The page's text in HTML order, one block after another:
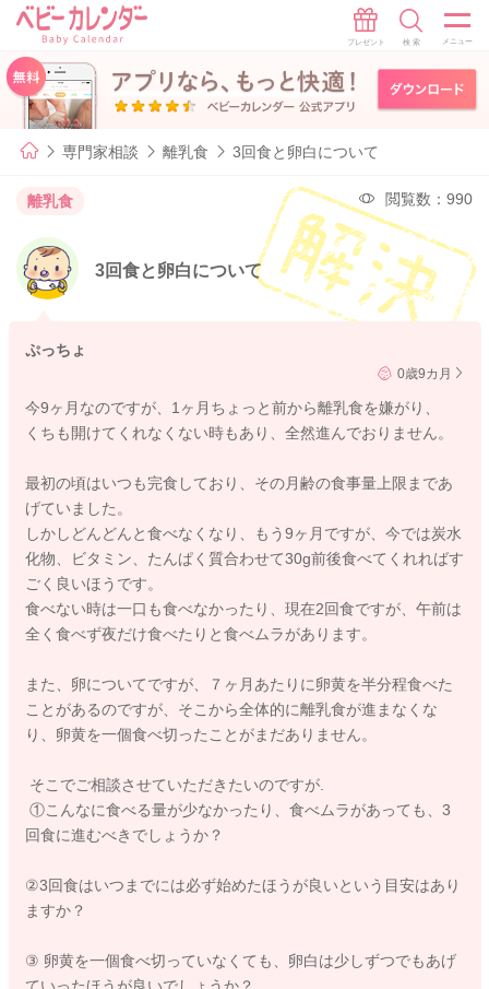
専門家相談 離乳食 3回食と卵白について
離乳食 閲覧数：990
3回食と卵白について
ぷっちょ
0歳9カ月
今9ヶ月なのですが、1ヶ月ちょっと前から離乳食を嫌がり、
くちも開けてくれなくない時もあり、全然進んでおりません。
最初の頃はいつも完食しており、その月齢の食事量上限まであ
げていました。
しかしどんどんと食べなくなり、もう9ヶ月ですが、今では炭水
化物、ビタミン、たんぱく質合わせて30g前後食べてくれればす
ごく良いほうです。
食べない時は一口も食べなかったり、現在2回食ですが、午前は
全く食べず夜だけ食べたりと食べムラがあります。
また、卵についてですが、７ヶ月あたりに卵黄を半分程食べた
ことがあるのですが、そこから全体的に離乳食が進まなくな
り、卵黄を一個食べ切ったことがまだありません。
そこでご相談させていただきたいのですが.
①こんなに食べる量が少なかったり、食べムラがあっても、3
回食に進むべきでしょうか？
②3回食はいつまでには必ず始めたほうが良いという目安はあり
ますか？
③ 卵黄を一個食べ切っていなくても、卵白は少しずつでもあげ